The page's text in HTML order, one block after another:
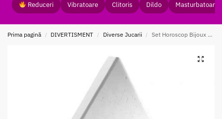
Reduceri Vibratoare Clitoris Dildo Masturbatoare
Prima pagină / DIVERTISMENT / Diverse Jucarii / Set Horoscop Bijoux Indiscrets Leu